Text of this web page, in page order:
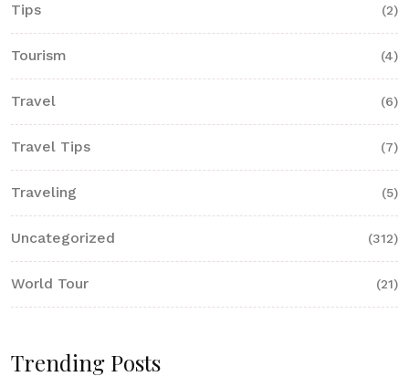
Tips (2)
Tourism (4)
Travel (6)
Travel Tips (7)
Traveling (5)
Uncategorized (312)
World Tour (21)
Trending Posts